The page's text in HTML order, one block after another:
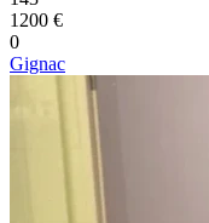
1200 €
0
Gignac